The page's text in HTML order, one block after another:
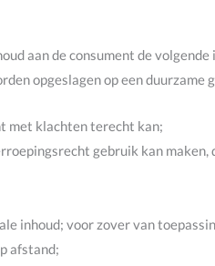
aan de consument de
opgeslagen op een duurzame
met klachten terecht kan;
gebruik kan maken,
inhoud; voor zover van
afstand;